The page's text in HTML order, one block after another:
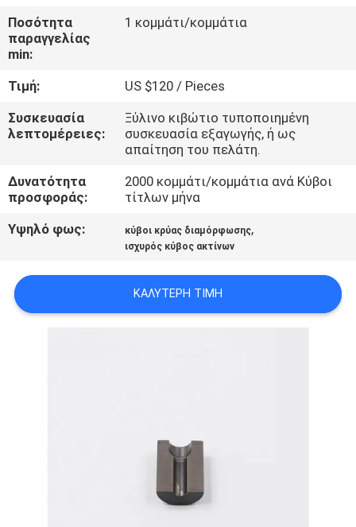
ΠΟΙΟΤΙΚΌΣ
ΈΛΕΓΧΟΣ
ΜΑΣ
ΕΛΆΤΕ
ΣΕ
ΕΠΑΦΉ
ΜΕ
ΖΗΤΉΣΤΕ
Ποσότητα
παραγγελίας
min:
1 κομμάτι/κομμάτια
Τιμή:
US $120 / Pieces
Συσκευασία
λεπτομέρειες:
Ξύλινο κιβώτιο τυποποιημένη
συσκευασία εξαγωγής, ή ως
απαίτηση του πελάτη.
Δυνατότητα
προσφοράς:
2000 κομμάτι/κομμάτια ανά Κύβοι
τίτλων μήνα
Υψηλό φως:
κύβοι κρύας διαμόρφωσης,
ισχυρός κύβος ακτίνων
ΚΑΛΎΤΕΡΗ ΤΙΜΉ